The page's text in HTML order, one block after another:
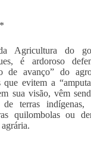
Agricultura do
é ardoroso
de avanço” do
evitem a
sua visão, vêm
de terras indígenas,
quilombolas ou